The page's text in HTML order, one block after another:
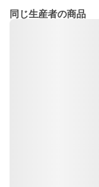
同じ生産者の商品